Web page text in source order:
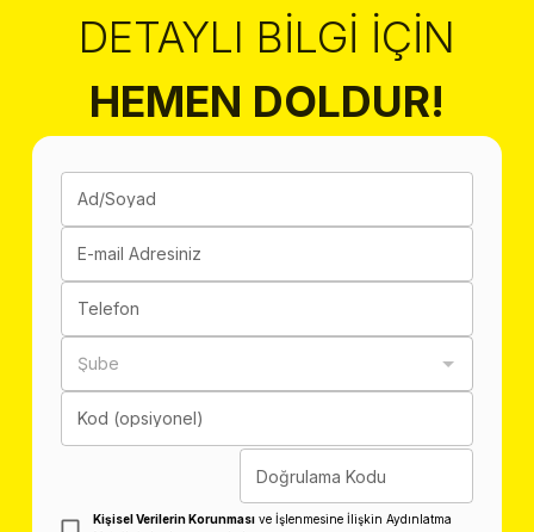
DETAYLI BILGI İÇIN
HEMEN DOLDUR!
Ad/Soyad
E-mail Adresiniz
Telefon
Şube
Kod (opsiyonel)
Doğrulama Kodu
Kişisel Verilerin Korunması ve İşlenmesine İlişkin Aydınlatma